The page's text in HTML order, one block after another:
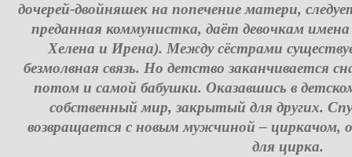
дочерей-двойняшек на попечение матери,
преданная коммунистка, даёт девочкам
Хелена и Ирена). Между сёстрами
безмолвная связь. Но детство заканчивается
потом и самой бабушки. Оказавшись в
собственный мир, закрытый для других.
возвращается с новым мужчиной –
для цирка.